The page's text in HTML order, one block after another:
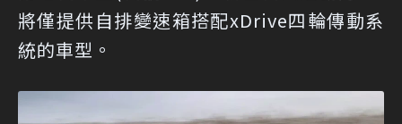
將僅提供自排變速箱搭配xDrive四輪傳動系
統的車型。